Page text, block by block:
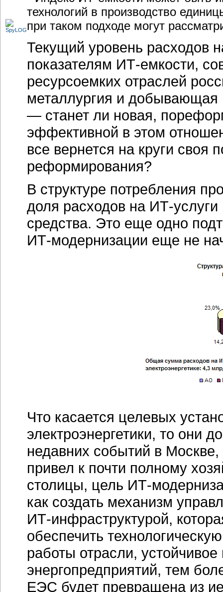
технологий в производство
при таком подходе могут
Текущий уровень расходов
показателям ИТ-емкости,
ресурсоемких отраслей
металлургия и
— станет ли новая,
эффективной в этом
все вернется на круги своя
реформирования?
В структуре потребления
доля расходов на ИТ-услуги
средства. Это еще одно
ИТ-модернизации еще не
Что касается целевых
электроэнергетики, то они
недавних событий в
привел к почти полному
столицы, цель ИТ-
как создать механизм
ИТ-инфраструктурой,
обеспечить
работы отрасли,
энергопредприятий, тем
ЕЭС будет превращена из